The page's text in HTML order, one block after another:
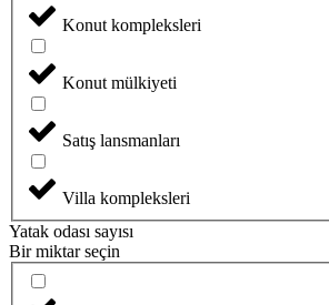
Konut kompleksleri
Konut mülkiyeti
Satış lansmanları
Villa kompleksleri
Yatak odası sayısı
Bir miktar seçin